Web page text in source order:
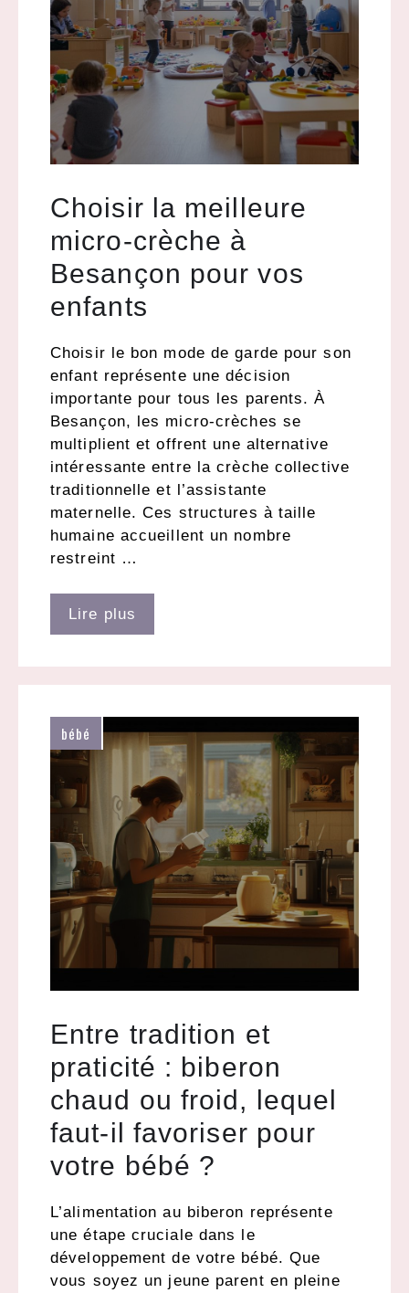
Choisir la meilleure
micro-crèche à
Besançon pour vos
enfants
Choisir le bon mode de garde pour son
enfant représente une décision
importante pour tous les parents. À
Besançon, les micro-crèches se
multiplient et offrent une alternative
intéressante entre la crèche collective
traditionnelle et l’assistante
maternelle. Ces structures à taille
humaine accueillent un nombre
restreint …
Lire plus
bébé
Entre tradition et
praticité : biberon
chaud ou froid, lequel
faut-il favoriser pour
votre bébé ?
L’alimentation au biberon représente
une étape cruciale dans le
développement de votre bébé. Que
vous soyez un jeune parent en pleine